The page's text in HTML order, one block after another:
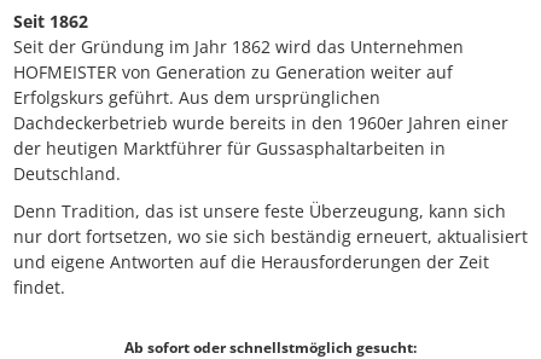
Seit 1862
Seit der Gründung im Jahr 1862 wird das Unternehmen
HOFMEISTER von Generation zu Generation weiter auf
Erfolgskurs geführt. Aus dem ursprünglichen
Dachdeckerbetrieb wurde bereits in den 1960er Jahren einer
der heutigen Marktführer für Gussasphaltarbeiten in
Deutschland.
Denn Tradition, das ist unsere feste Überzeugung, kann sich
nur dort fortsetzen, wo sie sich beständig erneuert, aktualisiert
und eigene Antworten auf die Herausforderungen der Zeit
findet.
Ab sofort oder schnellstmöglich gesucht: